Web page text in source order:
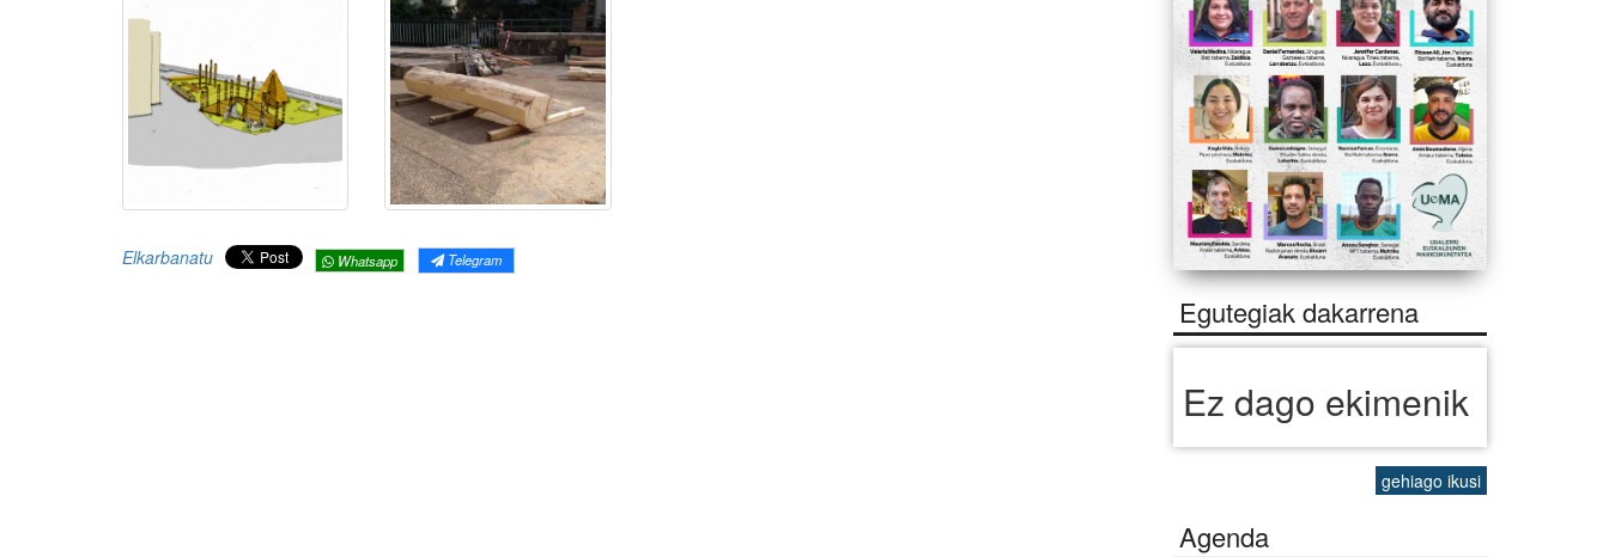
Elkarbanatu Whatsapp Telegram
Egutegiak dakarrena
Ez dago ekimenik
gehiago ikusi
Agenda